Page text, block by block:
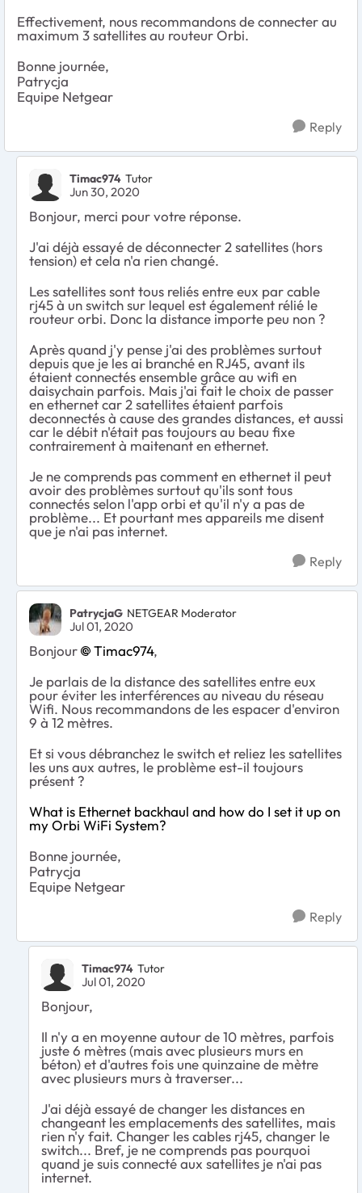
Effectivement, nous recommandons de connecter au
maximum 3 satellites au routeur Orbi.
Bonne journée,
Patrycja
Equipe Netgear
Reply
Timac974 Tutor
Jun 30, 2020
Bonjour, merci pour votre réponse.
J'ai déjà essayé de déconnecter 2 satellites (hors
tension) et cela n'a rien changé.
Les satellites sont tous reliés entre eux par cable
rj45 à un switch sur lequel est également rélié le
routeur orbi. Donc la distance importe peu non ?
Après quand j'y pense j'ai des problèmes surtout
depuis que je les ai branché en RJ45, avant ils
étaient connectés ensemble grâce au wifi en
daisychain parfois. Mais j'ai fait le choix de passer
en ethernet car 2 satellites étaient parfois
deconnectés à cause des grandes distances, et aussi
car le débit n'était pas toujours au beau fixe
contrairement à maitenant en ethernet.
Je ne comprends pas comment en ethernet il peut
avoir des problèmes surtout qu'ils sont tous
connectés selon l'app orbi et qu'il n'y a pas de
problème... Et pourtant mes appareils me disent
que je n'ai pas internet.
Reply
PatrycjaG NETGEAR Moderator
Jul 01, 2020
Bonjour Timac974,
Je parlais de la distance des satellites entre eux
pour éviter les interférences au niveau du réseau
Wifi. Nous recommandons de les espacer d'environ
9 à 12 mètres.
Et si vous débranchez le switch et reliez les satellites
les uns aux autres, le problème est-il toujours
présent ?
What is Ethernet backhaul and how do I set it up on
my Orbi WiFi System?
Bonne journée,
Patrycja
Equipe Netgear
Reply
Timac974 Tutor
Jul 01, 2020
Bonjour,
Il n'y a en moyenne autour de 10 mètres, parfois
juste 6 mètres (mais avec plusieurs murs en
béton) et d'autres fois une quinzaine de mètre
avec plusieurs murs à traverser...
J'ai déjà essayé de changer les distances en
changeant les emplacements des satellites, mais
rien n'y fait. Changer les cables rj45, changer le
switch... Bref, je ne comprends pas pourquoi
quand je suis connecté aux satellites je n'ai pas
internet.